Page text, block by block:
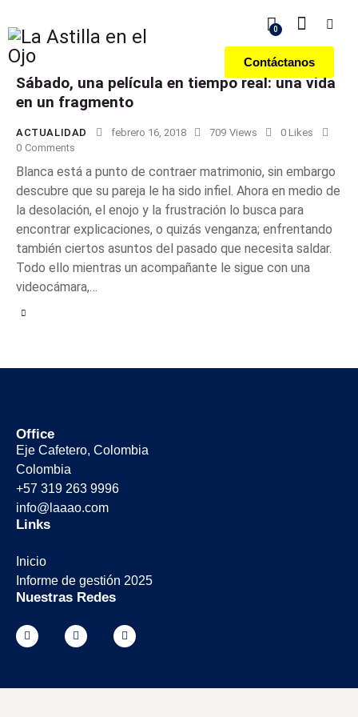
0
Contáctanos
Sábado, una película en tiempo real: una vida
en un fragmento
ACTUALIDAD febrero 16, 2018 709 Views 0 Likes
0 Comments
Blanca está a punto de contraer matrimonio, sin embargo
descubre que su pareja le ha sido infiel. Ahora en medio de
la desolación, el enojo y la frustración lo busca para
encontrar explicaciones, o quizás venganza; enfrentando
también ciertos asuntos del pasado que necesita saldar.
Todo ello mientras un acompañante le sigue con una
videocámara,…
Office
Eje Cafetero, Colombia
Colombia
+57 319 263 9996
info@laaao.com
Links
Inicio
Informe de gestión 2025
Nuestras Redes